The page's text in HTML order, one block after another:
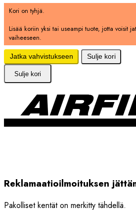
Kori on tyhjä.
Lisää koriin yksi tai useampi tuote, jotta voisit
vaiheeseen.
Jatka vahvistukseen Sulje kori
Sulje kori
Reklamaatioilmoituksen
Pakolliset kentät on merkitty tähdellä.